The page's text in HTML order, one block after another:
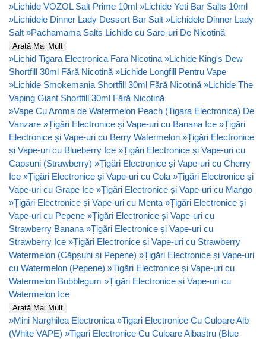
»Lichide VOZOL Salt Prime 10ml »Lichide Yeti Bar Salts 10ml
»Lichidele Dinner Lady Dessert Bar Salt »Lichidele Dinner Lady
Salt »Pachamama Salts Lichide cu Sare-uri De Nicotină
Arată Mai Mult
»Lichid Tigara Electronica Fara Nicotina »Lichide King's Dew
Shortfill 30ml Fără Nicotină »Lichide Longfill Pentru Vape
»Lichide Smokemania Shortfill 30ml Fără Nicotină »Lichide The
Vaping Giant Shortfill 30ml Fără Nicotină
»Vape Cu Aroma de Watermelon Peach (Tigara Electronica) De
Vanzare »Țigări Electronice și Vape-uri cu Banana Ice »Țigări
Electronice și Vape-uri cu Berry Watermelon »Țigări Electronice
și Vape-uri cu Blueberry Ice »Țigări Electronice și Vape-uri cu
Capsuni (Strawberry) »Țigări Electronice și Vape-uri cu Cherry
Ice »Țigări Electronice și Vape-uri cu Cola »Țigări Electronice și
Vape-uri cu Grape Ice »Țigări Electronice și Vape-uri cu Mango
»Țigări Electronice și Vape-uri cu Menta »Țigări Electronice și
Vape-uri cu Pepene »Țigări Electronice și Vape-uri cu
Strawberry Banana »Țigări Electronice și Vape-uri cu
Strawberry Ice »Țigări Electronice și Vape-uri cu Strawberry
Watermelon (Căpșuni și Pepene) »Țigări Electronice și Vape-uri
cu Watermelon (Pepene) »Țigări Electronice și Vape-uri cu
Watermelon Bubblegum »Țigări Electronice și Vape-uri cu
Watermelon Ice
Arată Mai Mult
»Mini Narghilea Electronica »Tigari Electronice Cu Culoare Alb
(White VAPE) »Tigari Electronice Cu Culoare Albastru (Blue